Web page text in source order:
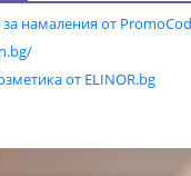
намаления от
от ELINOR.bg